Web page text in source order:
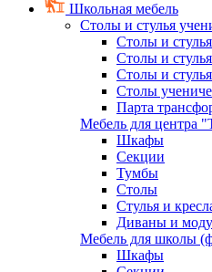
Школьная мебель
Столы и стулья
Столы и
Столы и
Столы и
Столы
Парта
Мебель для центра
Шкафы
Секции
Тумбы
Столы
Стулья и
Диваны и
Мебель для школы
Шкафы